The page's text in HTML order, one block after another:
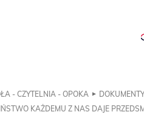
- CZYTELNIA - OPOKA
KAŻDEMU Z NAS DAJE